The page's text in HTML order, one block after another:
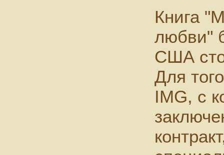
Книга
любви"
США
Для
IMG, с